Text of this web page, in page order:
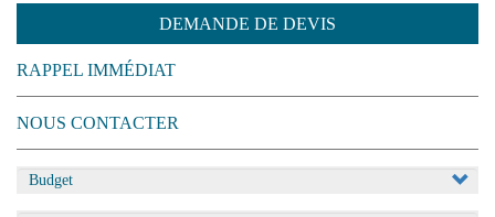
DEMANDE DE DEVIS
RAPPEL IMMÉDIAT
NOUS CONTACTER